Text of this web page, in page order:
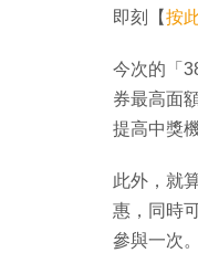
即刻【按
今次的「
券最高面
提高中獎
此外，就
惠，同時
參與一次。